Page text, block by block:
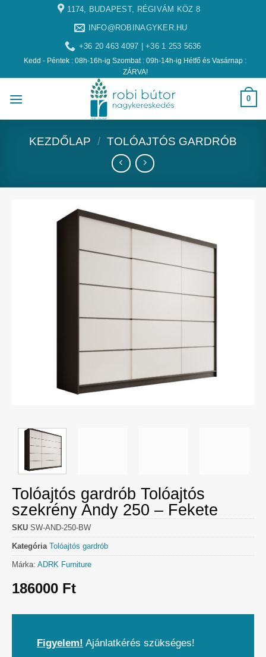
1174, BUDAPEST, RÉGIVÁM KÖZ 8
INFO@ROBINAGYKER.HU
+36 20 463 4097 | +36 1 253 5636
Kedd - Péntek : 08h-16h-ig Szombat : 09h-14h-ig Hétfő és Vasárnap :
ZÁRVA!
0
KEZDŐLAP / TOLÓAJTÓS GARDRÓB
Tolóajtós gardrób Tolóajtós
szekrény Andy 250 – Fekete
SKU SW-AND-250-BW
Kategória Tolóajtós gardrób
Márka: ADRK Furniture
186000 Ft
Figyelem! Ajánlatkérés szükséges!